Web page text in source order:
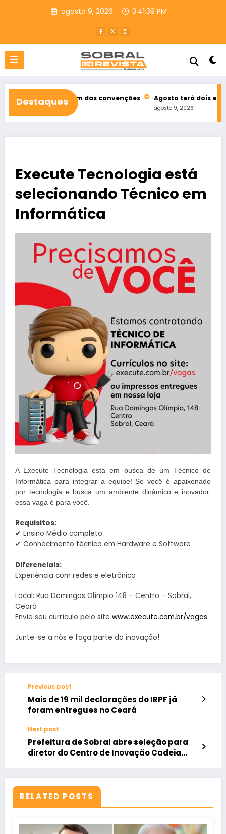
agosto 9, 2026 3:41:40 PM
Destaques
fim das convenções Agosto terá dois eclipses, um do
Execute Tecnologia está
selecionando Técnico em
Informática
A Execute Tecnologia está em busca de um Técnico de
Informática para integrar a equipe! Se você é apaixonado
por tecnologia e busca um ambiente dinâmico e inovador,
essa vaga é para você.
Requisitos:
✔ Ensino Médio completo
✔ Conhecimento técnico em Hardware e Software
Diferenciais:
Experiência com redes e eletrônica
Local: Rua Domingos Olímpio 148 – Centro – Sobral,
Ceará
Envie seu currículo pelo site www.execute.com.br/vagas
Junte-se a nós e faça parte da inovação!
Previous post
Mais de 19 mil declarações do IRPF já
foram entregues no Ceará
Next post
Prefeitura de Sobral abre seleção para
diretor do Centro de Inovação Cadeia
RELATED POSTS